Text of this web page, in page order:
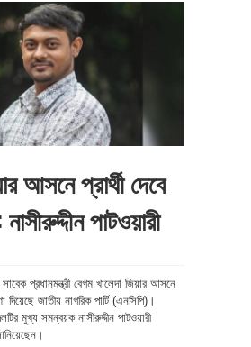
আসনে প্রার্থী দেবে
পাটওয়ারী
প্রধানমন্ত্রী বেগম খালেদা জিয়ার আসনে
দিয়েছে জাতীয় নাগরিক পার্টি (এনসিপি)।
মুখ্য সমন্বয়ক নাসীরুদ্দীন পাটওয়ারী